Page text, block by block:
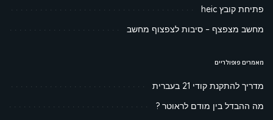
פתיחת קובץ heic
מחשב מצפצף – סיבות לצפצוף מחשב
מאמרים פופולריים
מדריך להתקנת קודי 21 בעברית
מה ההבדל בין מודם לראוטר ?